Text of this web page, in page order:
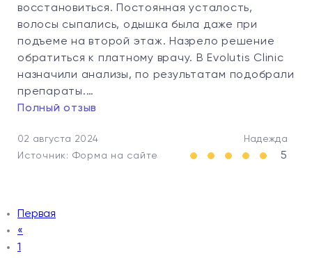
восстановиться. Постоянная усталость,
волосы сыпались, одышка была даже при
подъеме на второй этаж. Назрело решение
обратиться к платному врачу. В Evolutis Clinic
назначили анализы, по результатам подобрали
препараты.…
Полный отзыв
02 августа 2024
Надежда
Источник: Форма на сайте
5
Первая
«
1